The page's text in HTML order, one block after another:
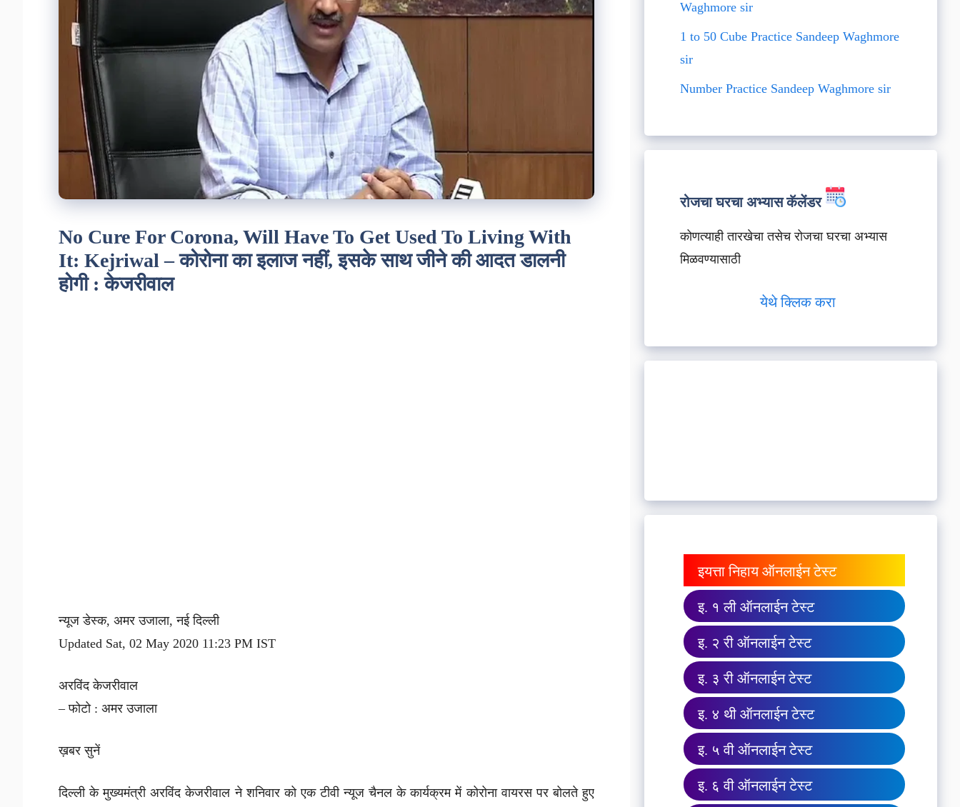
No Cure For Corona, Will Have To Get Used To Living With
It: Kejriwal – कोरोना का इलाज नहीं, इसके साथ जीने की आदत डालनी
होगी : केजरीवाल
न्यूज डेस्क, अमर उजाला, नई दिल्ली
Updated Sat, 02 May 2020 11:23 PM IST
अरविंद केजरीवाल
– फोटो : अमर उजाला
ख़बर सुनें
दिल्ली के मुख्यमंत्री अरविंद केजरीवाल ने शनिवार को एक टीवी न्यूज चैनल के कार्यक्रम में कोरोना वायरस पर बोलते हुए
Waghmore sir
1 to 50 Cube Practice Sandeep Waghmore
sir
Number Practice Sandeep Waghmore sir
रोजचा घरचा अभ्यास कॅलेंडर
कोणत्याही तारखेचा तसेच रोजचा घरचा अभ्यास
मिळवण्यासाठी
येथे क्लिक करा
इयत्ता निहाय ऑनलाईन टेस्ट
इ. १ ली ऑनलाईन टेस्ट
इ. २ री ऑनलाईन टेस्ट
इ. ३ री ऑनलाईन टेस्ट
इ. ४ थी ऑनलाईन टेस्ट
इ. ५ वी ऑनलाईन टेस्ट
इ. ६ वी ऑनलाईन टेस्ट